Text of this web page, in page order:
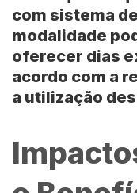
com sistema
modalidade
oferecer dias
acordo com a
a utilização